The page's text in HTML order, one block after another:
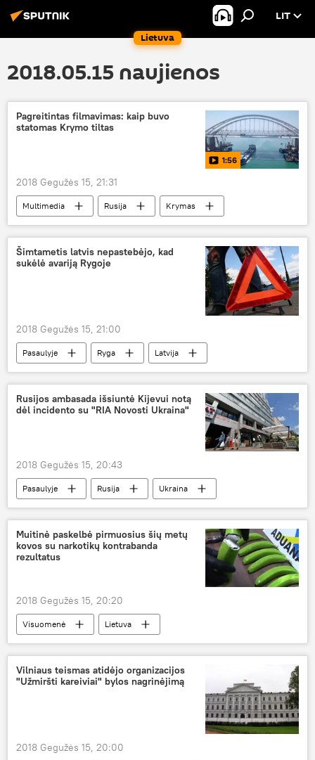
Lietuva
LIT
2018.05.15 naujienos
Pagreitintas filmavimas: kaip buvo
statomas Krymo tiltas
1:56
2018 Gegužės 15, 21:31
Multimedia Rusija
Krymas
tiltas
Rusijos tiltas į Krymą
Šimtametis latvis nepastebėjo, kad
sukėlė avariją Rygoje
2018 Gegužės 15, 21:00
Pasaulyje Ryga
Latvija
eismo įvykis
Rusijos ambasada išsiuntė Kijevui notą
dėl incidento su "RIA Novosti Ukraina"
2018 Gegužės 15, 20:43
Pasaulyje Rusija
Ukraina
Kijevas
RIA Novosti Ukraina
Situacija su "RIA Novosti Ukraina"
Muitinė paskelbė pirmuosius šių metų
kovos su narkotikų kontrabanda
rezultatus
2018 Gegužės 15, 20:20
Visuomenė
Lietuva
Muitinės kriminalinė tarnyba
narkotikų kontrabanda
Vilniaus teismas atidėjo organizacijos
"Užmiršti kareiviai" bylos nagrinėjimą
2018 Gegužės 15, 20:00